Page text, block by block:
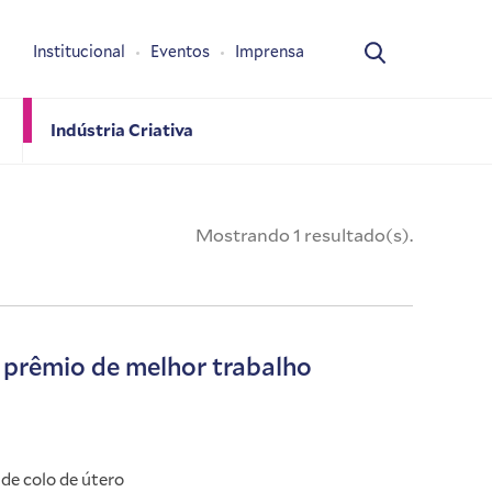
Indústria Criativa
Institucional Eventos Imprensa
Mostrando 1 resultado(s).
de melhor trabalho
colo de útero